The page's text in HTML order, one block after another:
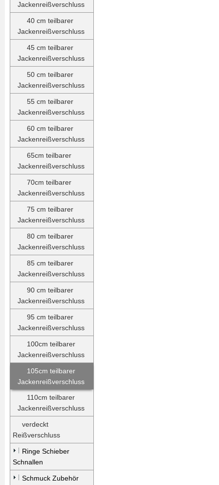
Jackenreißverschluss
40 cm teilbarer
Jackenreißverschluss
45 cm teilbarer
Jackenreißverschluss
50 cm teilbarer
Jackenreißverschluss
55 cm teilbarer
Jackenreißverschluss
60 cm teilbarer
Jackenreißverschluss
65cm teilbarer
Jackenreißverschluss
70cm teilbarer
Jackenreißverschluss
75 cm teilbarer
Jackenreißverschluss
80 cm teilbarer
Jackenreißverschluss
85 cm teilbarer
Jackenreißverschluss
90 cm teilbarer
Jackenreißverschluss
95 cm teilbarer
Jackenreißverschluss
100cm teilbarer
Jackenreißverschluss
105cm teilbarer
Jackenreißverschluss
110cm teilbarer
Jackenreißverschluss
verdeckt
Reißverschluss
Ringe Schieber
Schnallen
Schmuck Zubehör